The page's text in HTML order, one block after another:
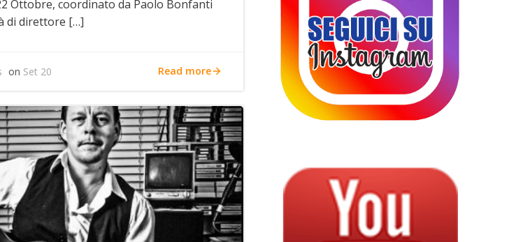
Ottobre, coordinato da Paolo Bonfanti
di direttore […]
on Set 20 Read more